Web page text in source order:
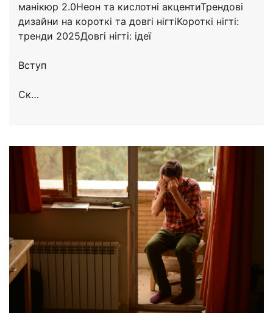
манікюр 2.0Неон та кислотні акцентиТрендові
дизайни на короткі та довгі нігтіКороткі нігті:
тренди 2025Довгі нігті: ідеї
Вступ
Ск…